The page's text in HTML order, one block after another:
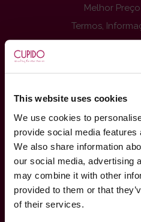
This website uses cookies
We use cookies to
provide social media
We also share information
our social media, advertising
may combine it with other
provided to them or that
of their services.
Melhor
Termos,
Ganhar
Blog
Politica de
Mapa